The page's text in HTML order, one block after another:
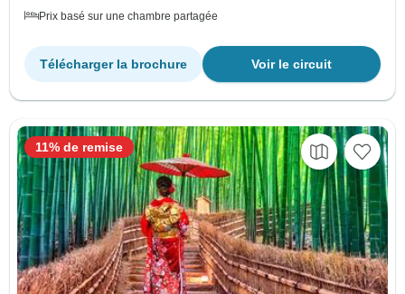
Prix basé sur une chambre partagée
Voir le circuit
Télécharger la brochure
11% de remise